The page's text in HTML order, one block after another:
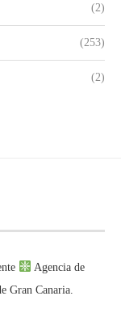
(2)
(253)
(2)
Agencia de
Gran Canaria.